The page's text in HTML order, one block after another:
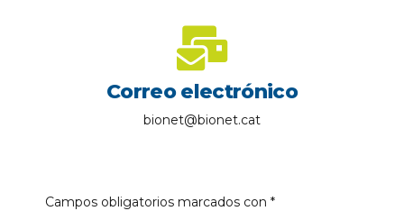
Correo electrónico
bionet@bionet.cat
Campos obligatorios marcados con *